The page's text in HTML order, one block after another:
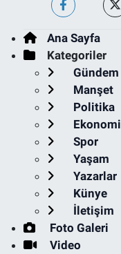
Ana Sayfa
Kategoriler
Gündem
Manşet
Politika
Ekonomi
Spor
Yaşam
Yazarlar
Künye
İletişim
Foto Galeri
Video